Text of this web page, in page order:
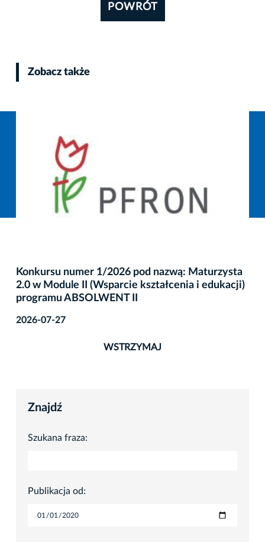
POWRÓT
Zobacz także
Konkursu numer 1/2026 pod nazwą: Maturzysta
2.0 w Module II (Wsparcie kształcenia i edukacji)
programu ABSOLWENT II
2026-07-27
WSTRZYMAJ
Znajdź
Szukana fraza:
Publikacja od: